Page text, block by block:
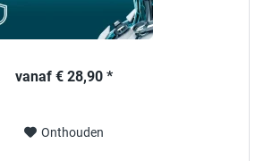
vanaf € 28,90 *
Onthouden